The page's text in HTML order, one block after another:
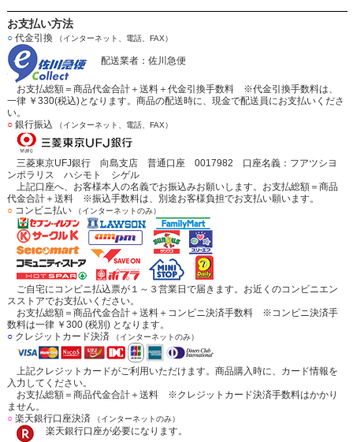
お支払い方法
○代金引換 （インターネット、電話、FAX）
配送業者：佐川急便
お支払総額＝商品代金合計＋送料＋代金引換手数料 ※代金引換手数料は、
一律 ￥330(税込)となります。商品の配送時に、現金で配送員にお支払いくださ
い。
○銀行振込 （インターネット、電話、FAX）
三菱東京UFJ銀行 向島支店 普通口座 0017982 口座名義：フアツシヨ
ンポラリス ハシモト シゲル
上記口座へ、お客様本人の名義でお振込みお願いします。お支払総額＝商品
代金合計＋送料 ※振込手数料は、別途お客様負担でお支払い願います。
○コンビニ払い （インターネットのみ）
ご自宅にコンビニ払込票が１～３営業日で届きます。お近くのコンビニエン
スストアでお支払いください。
お支払総額＝商品代金合計＋送料＋コンビニ決済手数料 ※コンビニ決済手
数料は一律 ￥300 (税別) となります。
○クレジットカード決済 （インターネットのみ）
上記クレジットカードがご利用いただけます。商品購入時に、カード情報を
入力してください。
お支払総額＝商品代金合計＋送料 ※クレジットカード決済手数料はかかり
ません。
○楽天銀行口座決済 （インターネットのみ）
楽天銀行口座が必要になります。